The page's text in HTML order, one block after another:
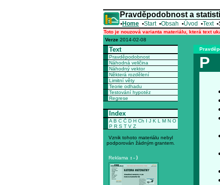
Pravděpodobnost a
•Home •Start •Obsah •Úvod •Text •
Toto je nouzová varianta materiálu, která text
Verze 2014-02-08
Text
Pravděpodobnost
Náhodná veličina
Náhodný vektor
Některá rozdělení
Limitní věty
Teorie odhadu
Testování hypotéz
Regrese
Index
A B C Č D H Ch I J K L M N O
P R S T V Z
Vznik tohoto materiálu nebyl
podporován žádným grantem.
Reklama :-)
P